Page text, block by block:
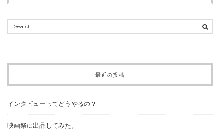
最近の投稿
インタビューってどうやるの？
映画祭に出品してみた。